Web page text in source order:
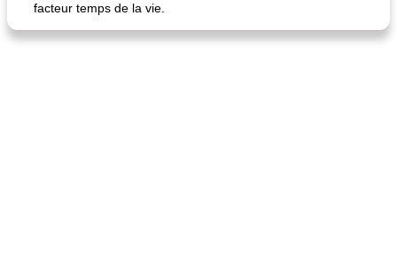
facteur temps de la vie.